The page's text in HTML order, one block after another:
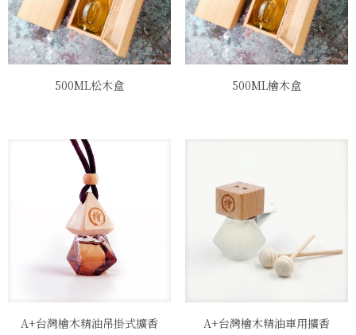
500ML松木盒 500ML檜木盒
A+台灣檜木精油吊掛式擴香 A+台灣檜木精油車用擴香